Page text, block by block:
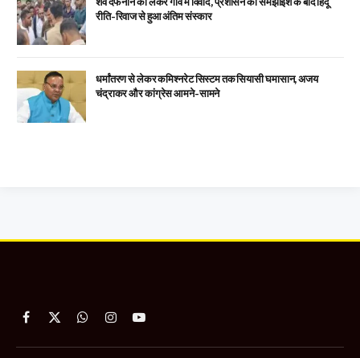
रीति-रिवाज से हुआ अंतिम संस्कार
धर्मांतरण से लेकर कमिश्नरेट सिस्टम तक सियासी घमासान, अजय
चंद्राकर और कांग्रेस आमने-सामने
Facebook
X
WhatsApp
InstagramYouTube